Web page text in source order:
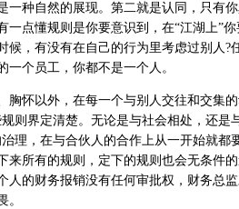
一种自然的展现。第二就是认同，只有
一点懂规则是你要意识到，在“江湖上”
候，有没有在自己的行为里考虑过别人
一个员工，你都不是一个人。
怀以外，在每一个与别人交往和交集的
则界定清楚。无论是与社会相处，还
理，在与合伙人的合作上从一开始就
来所有的规则，定下的规则也会无条件
人的财务报销没有任何审批权，财务总
。